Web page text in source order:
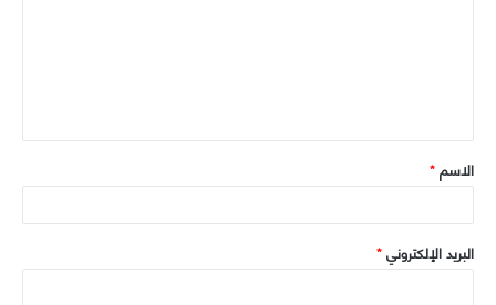
ق
*
الاسم*
البريد الإلكتروني*